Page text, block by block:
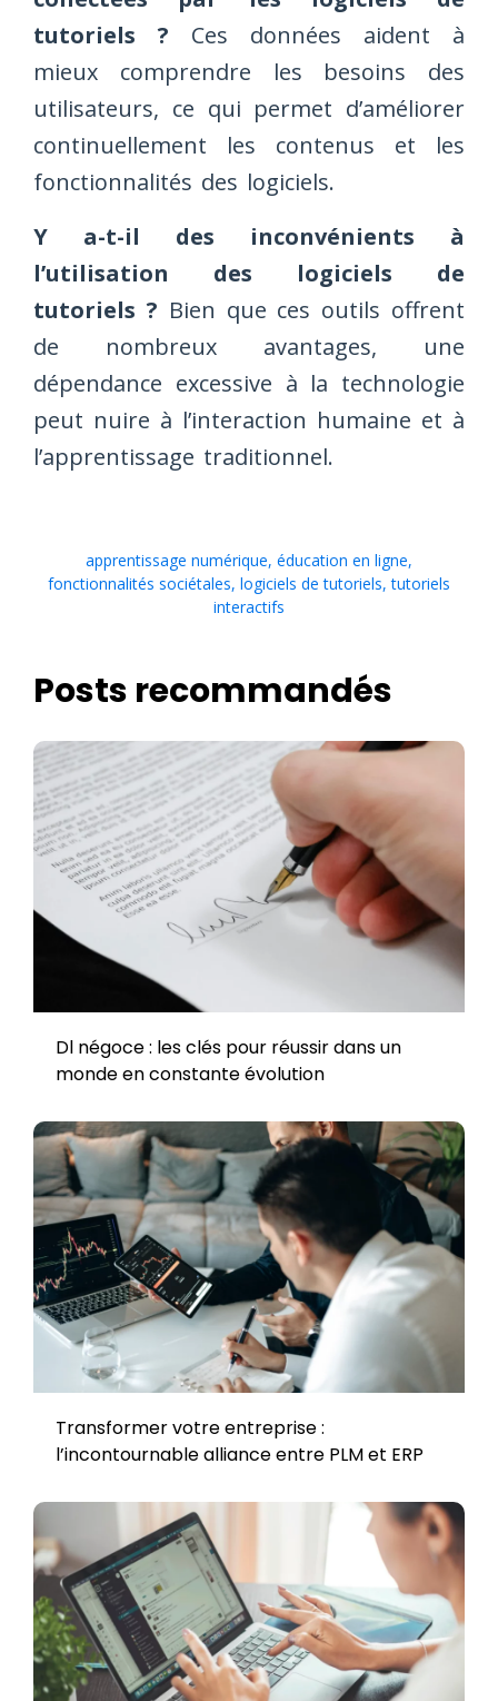
tutoriels ? Ces données aident à
mieux comprendre les besoins des
utilisateurs, ce qui permet d’améliorer
continuellement les contenus et les
fonctionnalités des logiciels.
Y a-t-il des inconvénients à
l’utilisation des logiciels de
tutoriels ? Bien que ces outils offrent
de nombreux avantages, une
dépendance excessive à la technologie
peut nuire à l’interaction humaine et à
l’apprentissage traditionnel.
apprentissage numérique, éducation en ligne,
fonctionnalités sociétales, logiciels de tutoriels,tutoriels
interactifs
Posts recommandés
Dl négoce : les clés pour réussir dans un
monde en constante évolution
Transformer votre entreprise :
l’incontournable alliance entre PLM et ERP